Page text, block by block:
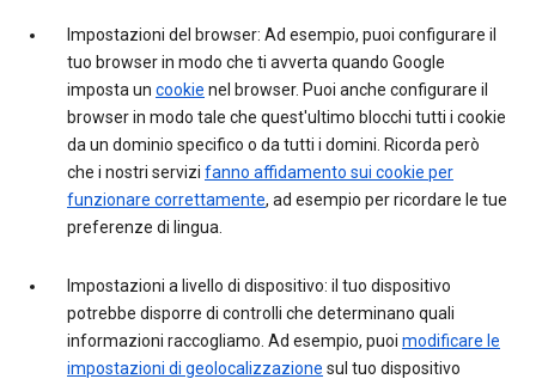
Impostazioni del browser: Ad esempio, puoi configurare il
tuo browser in modo che ti avverta quando Google
imposta un cookie nel browser. Puoi anche configurare il
browser in modo tale che quest'ultimo blocchi tutti i cookie
da un dominio specifico o da tutti i domini. Ricorda però
che i nostri servizi fanno affidamento sui cookie per
funzionare correttamente, ad esempio per ricordare le tue
preferenze di lingua.
Impostazioni a livello di dispositivo: il tuo dispositivo
potrebbe disporre di controlli che determinano quali
informazioni raccogliamo. Ad esempio, puoi modificare le
impostazioni di geolocalizzazione sul tuo dispositivo